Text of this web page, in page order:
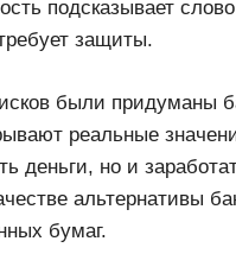
подсказывает
защиты.
были придуманы
реальные
деньги, но и
альтернативы
бумаг.